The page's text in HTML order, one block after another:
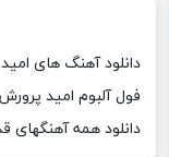
دانلود آهنگ های
فول آلبوم امید
دانلود همه